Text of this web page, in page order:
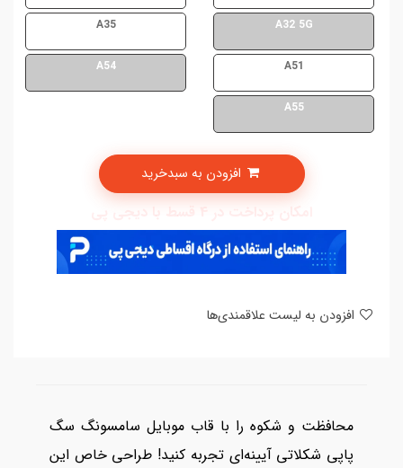
A32 5G
A35
A51
A54
A55
امکان پرداخت در 4 قسط با دیجی پی
محافظت و شکوه را با قاب موبایل سامسونگ سگ
پاپی شکلاتی آیینه‌ای تجربه کنید! طراحی خاص این